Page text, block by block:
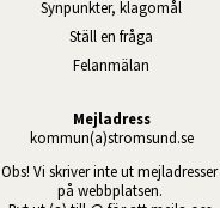
Synpunkter, klagomål
Ställ en fråga
Felanmälan
Mejladress
kommun(a)stromsund.se
Obs! Vi skriver inte ut mejladresser
på webbplatsen.